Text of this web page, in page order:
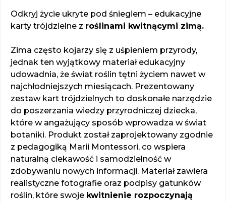
Odkryj życie ukryte pod śniegiem – edukacyjne
karty trójdzielne z roślinami kwitnącymi zimą.
Zima często kojarzy się z uśpieniem przyrody,
jednak ten wyjątkowy materiał edukacyjny
udowadnia, że świat roślin tętni życiem nawet w
najchłodniejszych miesiącach. Prezentowany
zestaw kart trójdzielnych to doskonałe narzędzie
do poszerzania wiedzy przyrodniczej dziecka,
które w angażujący sposób wprowadza w świat
botaniki. Produkt został zaprojektowany zgodnie
z pedagogiką Marii Montessori, co wspiera
naturalną ciekawość i samodzielność w
zdobywaniu nowych informacji. Materiał zawiera
realistyczne fotografie oraz podpisy gatunków
roślin, które swoje kwitnienie rozpoczynają